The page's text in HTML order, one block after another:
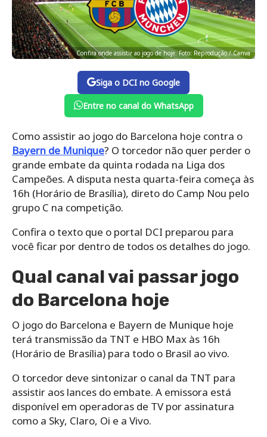
Confira onde assistir ao jogo de hoje. Foto: Reprodução / Canva
Siga o DCI no Google
Entre no canal do WhatsApp
Como assistir ao jogo do Barcelona hoje contra o
Bayern de Munique? O torcedor não quer perder o
grande embate da quinta rodada na Liga dos
Campeões. A disputa nesta quarta-feira começa às
16h (Horário de Brasília), direto do Camp Nou pelo
grupo C na competição.
Confira o texto que o portal DCI preparou para
você ficar por dentro de todos os detalhes do jogo.
Qual canal vai passar jogo
do Barcelona hoje
O jogo do Barcelona e Bayern de Munique hoje
terá transmissão da TNT e HBO Max às 16h
(Horário de Brasília) para todo o Brasil ao vivo.
O torcedor deve sintonizar o canal da TNT para
assistir aos lances do embate. A emissora está
disponível em operadoras de TV por assinatura
como a Sky, Claro, Oi e a Vivo.